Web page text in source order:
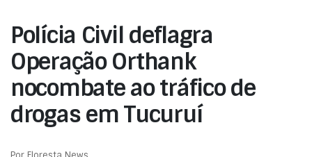
Polícia Civil deflagra
Operação Orthank
nocombate ao tráfico de
drogas em Tucuruí